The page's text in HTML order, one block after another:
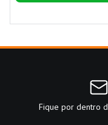
Fique por dentro